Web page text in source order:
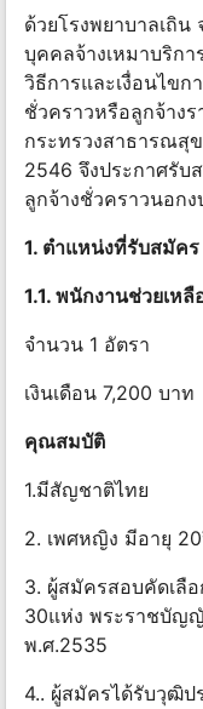
ด้วยโรงพยาบาลเถิน
บุคคลจ้างเหมาบริก
วิธีการและเงื่อนไขก
ชั่วคราวหรือลูกจ้าง
กระทรวงสาธารณสุ
2546 จึงประกาศรับ
ลูกจ้างชั่วคราวนอก
1. ตําแหน่งที่รับสมัคร
1.1. พนักงานช่วยเห
จำนวน 1 อัตรา
เงินเดือน 7,200 บาท
คุณสมบัติ
1.มีสัญชาติไทย
2. เพศหญิง มีอายุ
3. ผู้สมัครสอบคัดเลื
30แห่ง พระราชบัญ
พ.ศ.2535
4.. ผู้สมัครได้รับวุฒิ